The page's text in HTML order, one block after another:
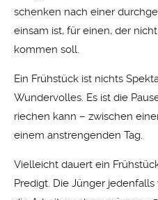
schenken nach einer
einsam ist, für einen, der
kommen soll.
Ein Frühstück ist nichts
Wundervolles. Es ist die
riechen kann – zwischen
einem anstrengenden Tag.
Vielleicht dauert ein
Predigt. Die Jünger